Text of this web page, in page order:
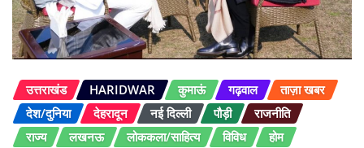
उत्तराखंड HARIDWAR कुमाऊं गढ़वाल
ताज़ा खबर
देश/दुनिया
देहरादून नई दिल्ली पौड़ी
राजनीति
राज्य
लखनऊ लोककला/साहित्य विविध होम